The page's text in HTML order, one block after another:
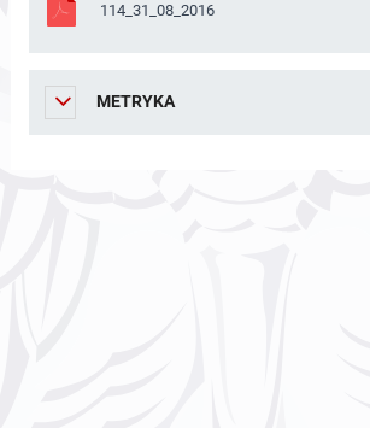
114_31_08_2016
METRYKA